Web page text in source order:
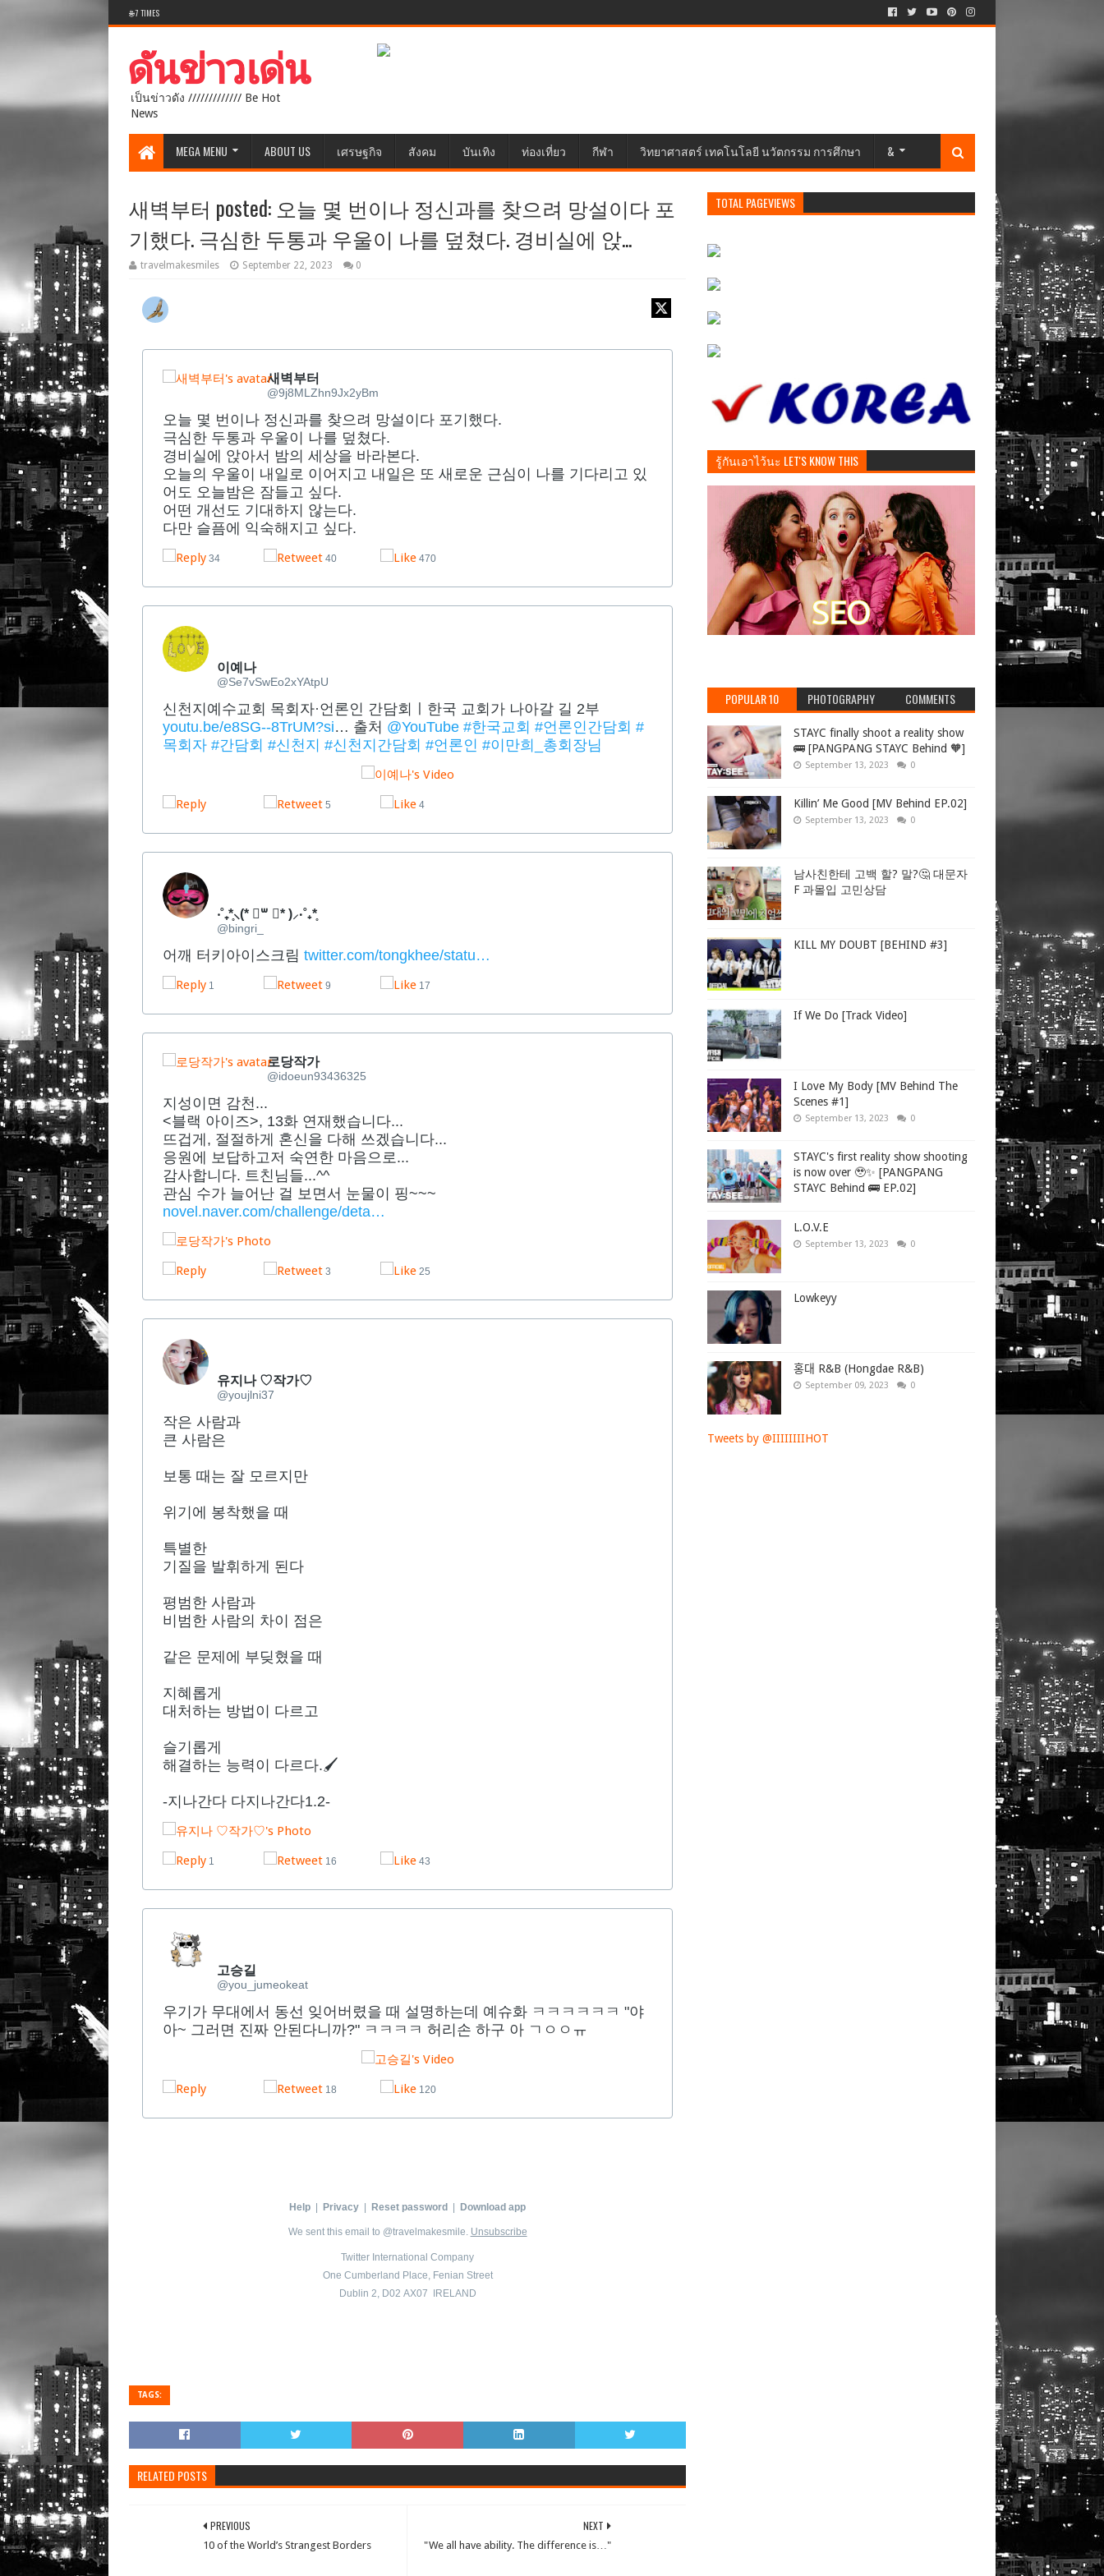
🌐 7 TIMES
เป็นข่าวดัง ///////////// Be Hot
News
MEGA MENU ABOUT US เศรษฐกิจ สังคม บันเทิง ท่องเที่ยว กีฬา วิทยาศาสตร์ เทคโนโลยี นวัตกรรม การศึกษา &
새벽부터 posted: 오늘 몇 번이나 정신과를 찾으려 망설이다 포
기했다. 극심한 두통과 우울이 나를 덮쳤다. 경비실에 앉...
travelmakesmiles September 22, 2023 0
새벽부터
@9j8MLZhn9Jx2yBm
오늘 몇 번이나 정신과를 찾으려 망설이다 포기했다.
극심한 두통과 우울이 나를 덮쳤다.
경비실에 앉아서 밤의 세상을 바라본다.
오늘의 우울이 내일로 이어지고 내일은 또 새로운 근심이 나를 기다리고 있
어도 오늘밤은 잠들고 싶다.
어떤 개선도 기대하지 않는다.
다만 슬픔에 익숙해지고 싶다.
34 40 470
이예나
@Se7vSwEo2xYAtpU
신천지예수교회 목회자·언론인 간담회ㅣ한국 교회가 나아갈 길 2부
youtu.be/e8SG--8TrUM?si… 출처 @YouTube #한국교회 #언론인간담회 #
목회자 #간담회 #신천지 #신천지간담회 #언론인 #이만희_총회장님
5 4
‧˚₊*̥⸜(* ॑꒳ ॑* )⸝‧˚₊*̥
@bingri_
어깨 터키아이스크림twitter.com/tongkhee/statu…
1 9 17
로당작가
@idoeun93436325
지성이면 감천...
<블랙 아이즈>, 13화 연재했습니다...
뜨겁게, 절절하게 혼신을 다해 쓰겠습니다...
응원에 보답하고저 숙연한 마음으로...
감사합니다. 트친님들...^^
관심 수가 늘어난 걸 보면서 눈물이 핑~~~
novel.naver.com/challenge/deta…
3 25
유지나 ♡작가♡
@youjlni37
작은 사람과
큰 사람은
보통 때는 잘 모르지만
위기에 봉착했을 때
특별한
기질을 발휘하게 된다
평범한 사람과
비범한 사람의 차이 점은
같은 문제에 부딪혔을 때
지혜롭게
대처하는 방법이 다르고
슬기롭게
해결하는 능력이 다르다.🖌
-지나간다 다지나간다1.2-
1 16 43
고승길
@you_jumeokeat
우기가 무대에서 동선 잊어버렸을 때 설명하는데 예슈화 ㅋㅋㅋㅋㅋㅋ "야
아~ 그러면 진짜 안된다니까?" ㅋㅋㅋㅋ 허리손 하구 아 ㄱㅇㅇㅠ
18 120
Help Privacy Reset password Download app
We sent this email to @travelmakesmile. Unsubscribe
Twitter International Company
One Cumberland Place, Fenian Street
Dublin 2, D02 AX07 IRELAND
TAGS:
RELATED POSTS
NEXT
"We all have ability. The difference is…"
PREVIOUS
10 of the World’s Strangest Borders
TOTAL PAGEVIEWS
รู้กันเอาไว้นะ LET'S KNOW THIS
POPULAR 10 PHOTOGRAPHY COMMENTS
STAYC finally shoot a reality show
🚌 [PANGPANG STAYC Behind 🧡]
September 13, 2023 0
Killin’ Me Good [MV Behind EP.02]
September 13, 2023 0
남사친한테 고백 할? 말?🤔 대문자
F 과몰입 고민상담
KILL MY DOUBT [BEHIND #3]
If We Do [Track Video]
I Love My Body [MV Behind The
Scenes #1]
September 13, 2023 0
STAYC's first reality show shooting
is now over 🥹✨ [PANGPANG
STAYC Behind 🚌 EP.02]
L.O.V.E
September 13, 2023 0
Lowkeyy
홍대 R&B (Hongdae R&B)
September 09, 2023 0
Tweets by @IIIIIIIIHOT